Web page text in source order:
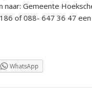
Gemeente
of 088- 647 36 47 een
WhatsApp